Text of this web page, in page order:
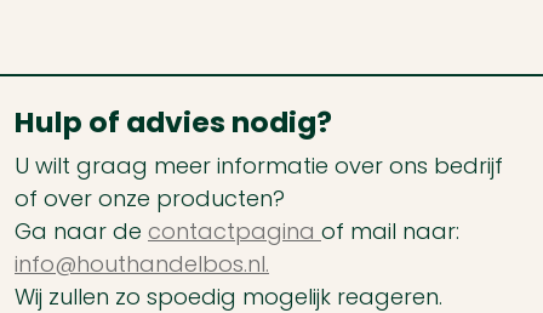
Hulp of advies nodig?
U wilt graag meer informatie over ons bedrijf
of over onze producten?
Ga naar de contactpagina of mail naar:
info@houthandelbos.nl.
Wij zullen zo spoedig mogelijk reageren.